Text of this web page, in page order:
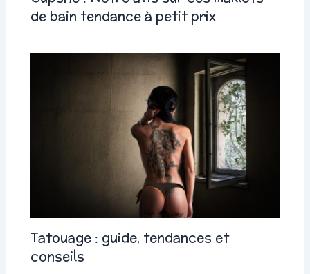
de bain tendance à petit prix
Tatouage : guide, tendances et
conseils